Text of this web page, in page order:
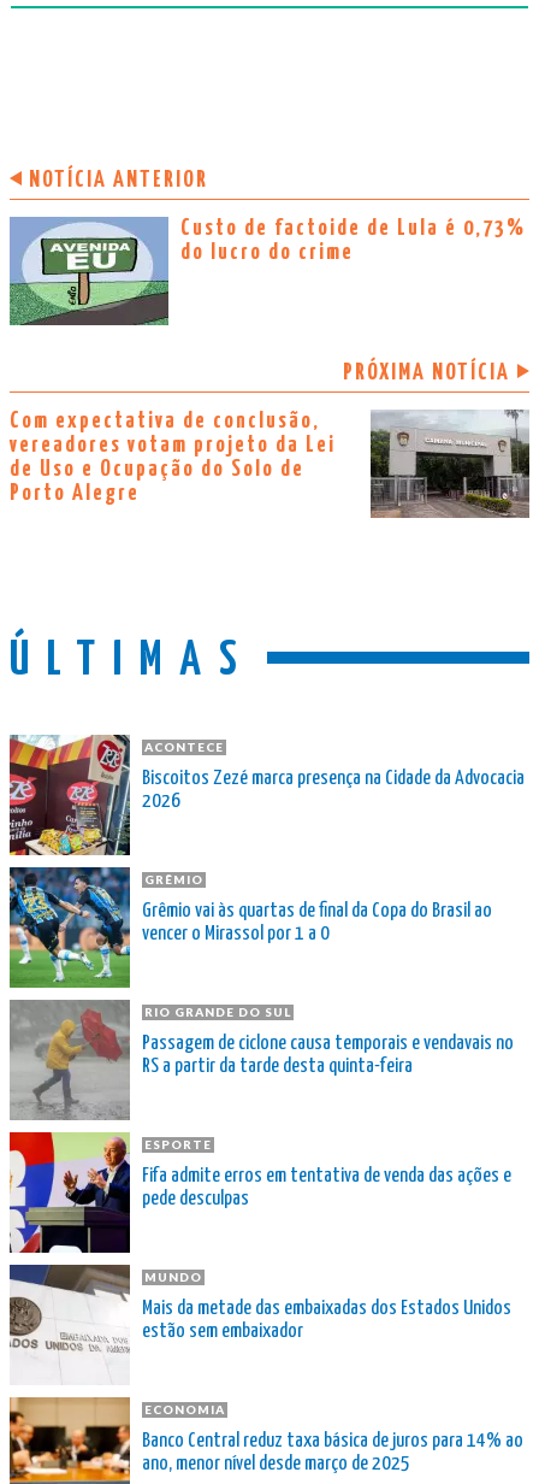
NOTÍCIA ANTERIOR
Custo de factoide de Lula é 0,73%
do lucro do crime
PRÓXIMA NOTÍCIA
Com expectativa de conclusão,
vereadores votam projeto da Lei
de Uso e Ocupação do Solo de
Porto Alegre
ÚLTIMAS
ACONTECE
Biscoitos Zezé marca presença na Cidade da Advocacia
2026
GRÊMIO
Grêmio vai às quartas de final da Copa do Brasil ao
vencer o Mirassol por 1 a 0
RIO GRANDE DO SUL
Passagem de ciclone causa temporais e vendavais no
RS a partir da tarde desta quinta-feira
ESPORTE
Fifa admite erros em tentativa de venda das ações e
pede desculpas
MUNDO
Mais da metade das embaixadas dos Estados Unidos
estão sem embaixador
ECONOMIA
Banco Central reduz taxa básica de juros para 14% ao
ano, menor nível desde março de 2025